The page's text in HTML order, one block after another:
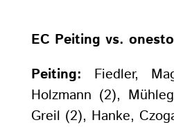
EC Peiting vs.
Peiting: Fiedler,
Holzmann (2),
Greil (2), Hanke,